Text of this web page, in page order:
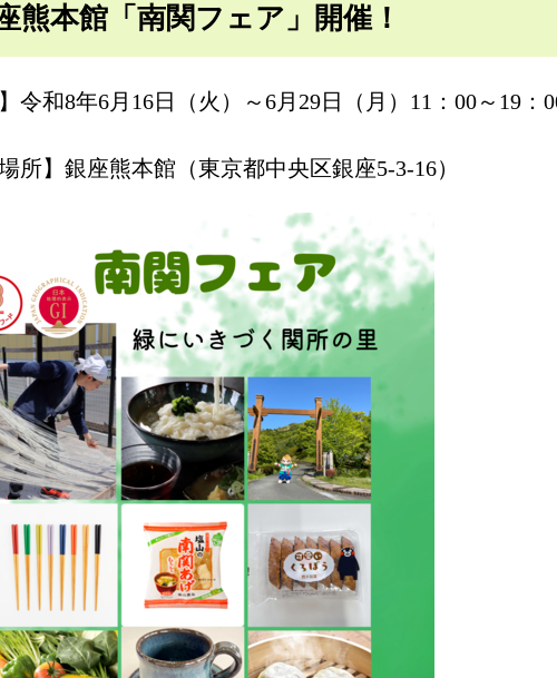
熊本館「南関フェア」開催！
】令和8年6月16日（火）～6月29日（月）11：00～19：
場所】銀座熊本館（東京都中央区銀座5-3-16）